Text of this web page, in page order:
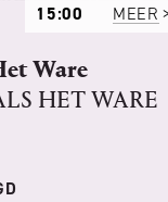
15:00
MEER
Ware
HET WARE